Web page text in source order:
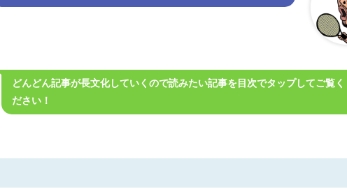
どんどん記事が長文化していくので読みたい記事を目次でタップしてご覧く
ださい！